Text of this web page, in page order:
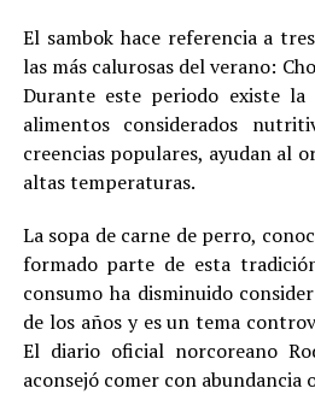
El sambok hace referencia a
las más calurosas del verano:
Durante este periodo existe
alimentos considerados
creencias populares, ayudan al
altas temperaturas.
La sopa de carne de perro,
formado parte de esta
consumo ha disminuido
de los años y es un tema
El diario oficial norcoreano
aconsejó comer con